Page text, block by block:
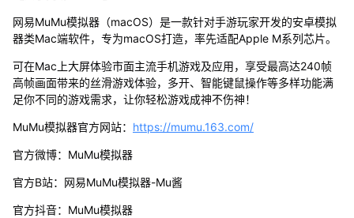
网易MuMu模拟器（macOS）是一款针对手游玩家开发的安卓模拟
器类Mac端软件，专为macOS打造，率先适配Apple M系列芯片。
可在Mac上大屏体验市面主流手机游戏及应用，享受最高达240帧
高帧画面带来的丝滑游戏体验，多开、智能键鼠操作等多样功能满
足你不同的游戏需求，让你轻松游戏成神不伤神！
MuMu模拟器官方网站： https://mumu.163.com/
官方微博：MuMu模拟器
官方B站：网易MuMu模拟器-Mu酱
官方抖音：MuMu模拟器